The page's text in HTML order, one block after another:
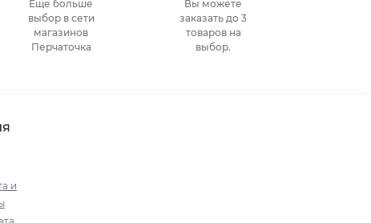
Еще больше
выбор в сети
магазинов
Перчаточка
Вы можете
заказать до 3
товаров на
выбор.
и